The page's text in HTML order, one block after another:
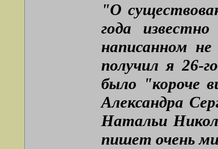
"О
года
написанном
получил я 26-
было "короче
Александра
Натальи
пишет очень